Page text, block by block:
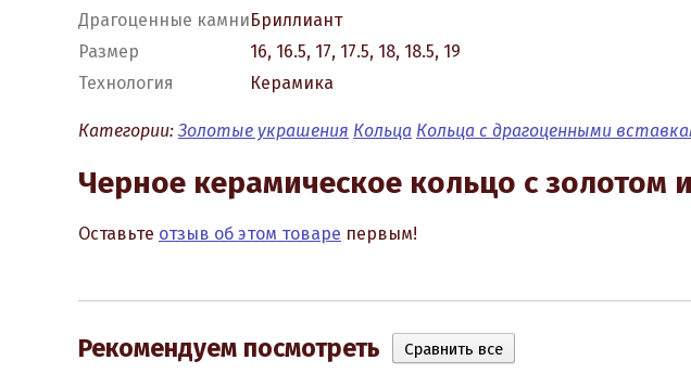
Драгоценные камниБриллиант
Размер
16, 16.5, 17, 17.5, 18, 18.5, 19
Технология
Керамика
Категории: Золотые украшения Кольца Кольца с драгоценными
Черное керамическое кольцо с золотом
Оставьте отзыв об этом товаре первым!
Рекомендуем посмотреть